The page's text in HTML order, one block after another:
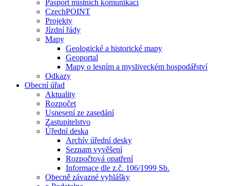
Pasport místních komunikací
CzechPOINT
Projekty
Jízdní řády
Mapy
Geologické a historické mapy
Geoportal
Mapy o lesním a mysliveckém hospodářství
Odkazy
Obecní úřad
Aktuality
Rozpočet
Usnesení ze zasedání
Zastupitelstvo
Úřední deska
Archív úřední desky
Seznam vyvěšení
Rozpočtová opatření
Informace dle z.č. 106/1999 Sb.
Obecně závazné vyhlášky